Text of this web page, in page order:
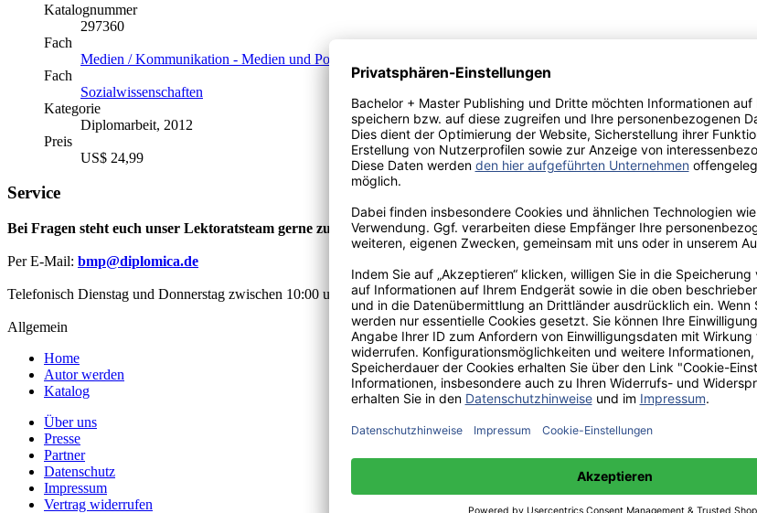
Katalognummer
297360
Fach
Medien / Kommunikation - Medien und Politik, Pol. Kommunikation
Fach
Sozialwissenschaften
Kategorie
Diplomarbeit, 2012
Preis
US$ 24,99
Service
Bei Fragen steht euch unser Lektoratsteam gerne zur Verfügung:
Per E-Mail: bmp@diplomica.de
Telefonisch Dienstag und Donnerstag zwischen 10:00 und 12:00 Uhr sowie Mittwoch 14:00 bis 15:00 Uhr:+49(0)176-85996762
Allgemein
Home
Autor werden
Katalog
Über uns
Presse
Partner
Datenschutz
Impressum
Vertrag widerrufen